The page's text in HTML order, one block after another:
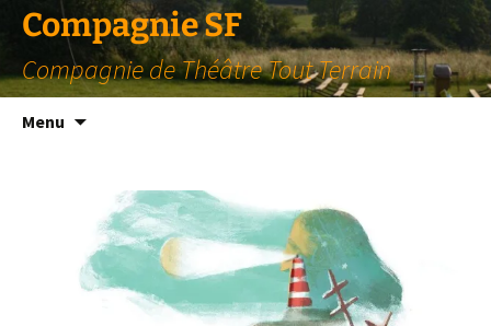
Compagnie SF
Compagnie de Théâtre Tout Terrain
Menu